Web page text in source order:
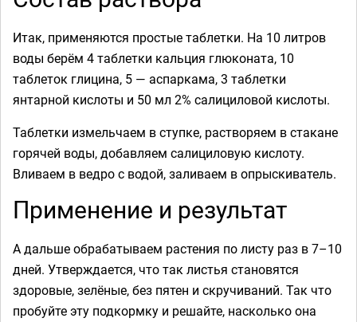
Итак, применяются простые таблетки. На 10 литров
воды берём 4 таблетки кальция глюконата, 10
таблеток глицина, 5 — аспаркама, 3 таблетки
янтарной кислоты и 50 мл 2% салициловой кислоты.
Таблетки измельчаем в ступке, растворяем в стакане
горячей воды, добавляем салициловую кислоту.
Вливаем в ведро с водой, заливаем в опрыскиватель.
Применение и результат
А дальше обрабатываем растения по листу раз в 7–10
дней. Утверждается, что так листья становятся
здоровые, зелёные, без пятен и скручиваний. Так что
пробуйте эту подкормку и решайте, насколько она